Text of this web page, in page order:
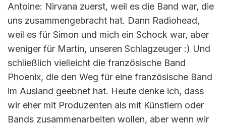
Antoine: Nirvana zuerst, weil es die Band war, die
uns zusammengebracht hat. Dann Radiohead,
weil es für Simon und mich ein Schock war, aber
weniger für Martin, unseren Schlagzeuger :) Und
schließlich vielleicht die französische Band
Phoenix, die den Weg für eine französische Band
im Ausland geebnet hat. Heute denke ich, dass
wir eher mit Produzenten als mit Künstlern oder
Bands zusammenarbeiten wollen, aber wenn wir